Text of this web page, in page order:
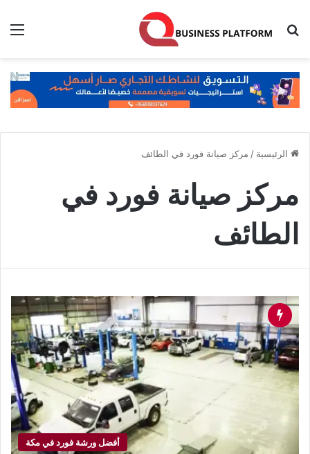
بحث عن
الرئيسية / مركز صيانة فورد في الطائف
مركز صيانة فورد في
الطائف
أفضل ورشة فورد في مكة